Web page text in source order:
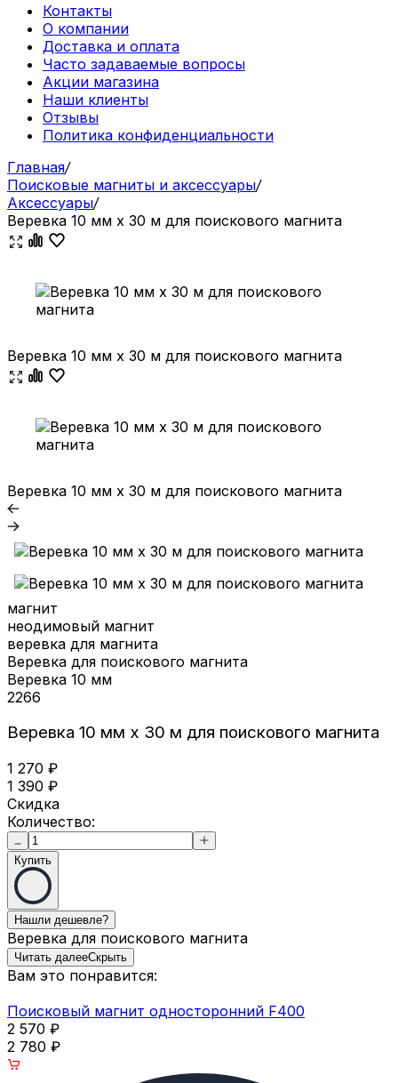
Контакты
О компании
Доставка и оплата
Часто задаваемые вопросы
Акции магазина
Наши клиенты
Отзывы
Политика конфиденциальности
Главная/
Поисковые магниты и аксессуары/
Аксессуары/
Веревка 10 мм х 30 м для поискового магнита
Веревка 10 мм х 30 м для поискового магнита
Веревка 10 мм х 30 м для поискового магнита
магнит
неодимовый магнит
веревка для магнита
Веревка для поискового магнита
Веревка 10 мм
2266
Веревка 10 мм х 30 м для поискового магнита
1 270 ₽
1 390 ₽
Скидка
Количество:
Купить
Веревка для поискового магнита
Читать далееСкрыть
Вам это понравится:
Поисковый магнит односторонний F400
2 570 ₽
2 780 ₽